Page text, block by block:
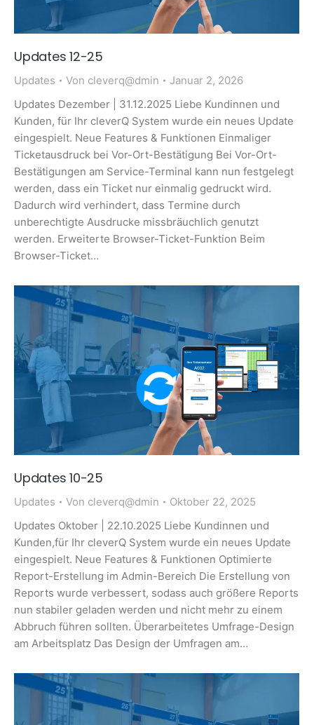
Updates 12-25
Updates Von cleverq@dmin
Januar 2, 2026
Updates Dezember | 31.12.2025 Liebe Kundinnen und
Kunden, für Ihr cleverQ System wurde ein neues Update
eingespielt. Neue Features & Funktionen Einmaliger
Ticketausdruck bei Vor-Ort-Bestätigung Bei Vor-Ort-
Bestätigungen am Service-Terminal kann nun festgelegt
werden, dass ein Ticket nur einmalig gedruckt wird.
Dadurch wird verhindert, dass Termine durch
unberechtigte Ausdrucke missbräuchlich genutzt
werden. Erweiterte Browser-Ticket-Funktion Beim
Browser-Ticket…
Updates 10-25
Updates Von cleverq@dmin
Oktober 22, 2025
Updates Oktober | 22.10.2025 Liebe Kundinnen und
Kunden,für Ihr cleverQ System wurde ein neues Update
eingespielt. Neue Features & Funktionen Optimierte
Report-Erstellung im Admin-Bereich Die Erstellung von
Reports wurde verbessert, sodass auch größere Reports
nun stabiler geladen werden und nicht mehr zu einem
Abbruch führen sollten. Überarbeitetes Umfrage-Design
am Arbeitsplatz Das Design der Umfragen am…